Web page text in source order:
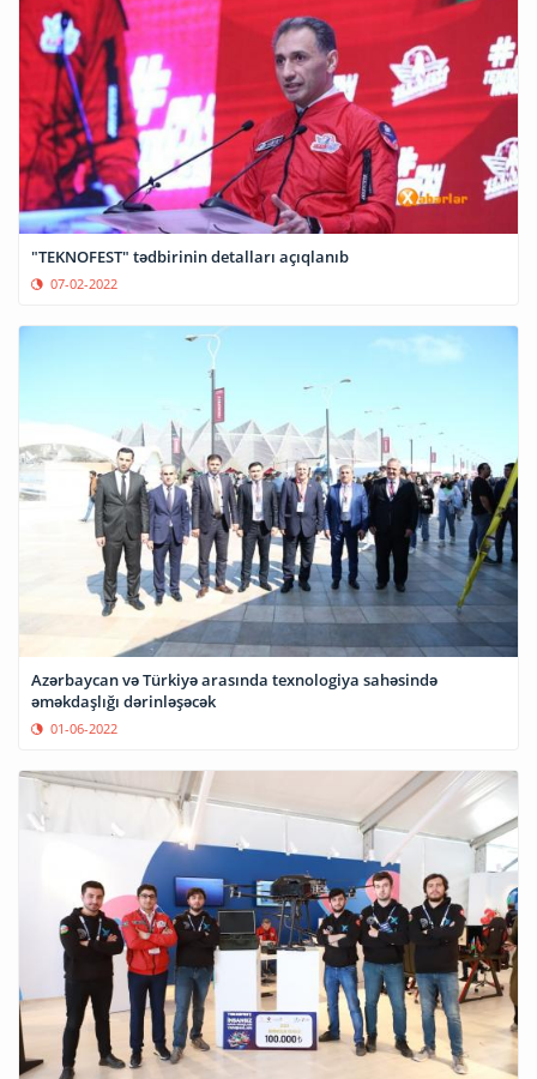
"TEKNOFEST" tədbirinin detalları açıqlanıb
07-02-2022
Azərbaycan və Türkiyə arasında texnologiya sahəsində
əməkdaşlığı dərinləşəcək
01-06-2022